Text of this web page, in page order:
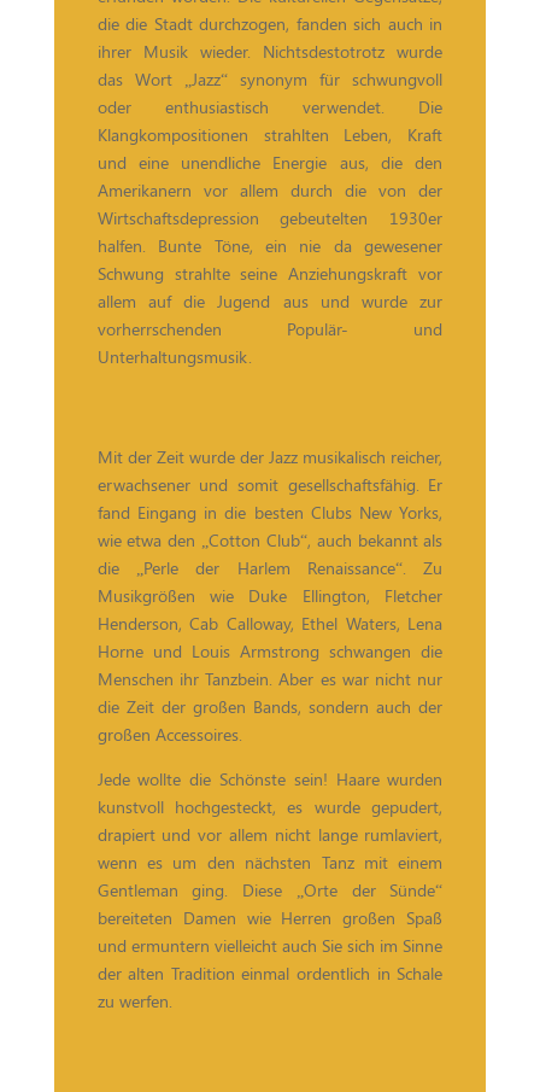
die die Stadt durchzogen, fanden sich auch in
ihrer Musik wieder. Nichtsdestotrotz wurde
das Wort „Jazz“ synonym für schwungvoll
oder enthusiastisch verwendet. Die
Klangkompositionen strahlten Leben, Kraft
und eine unendliche Energie aus, die den
Amerikanern vor allem durch die von der
Wirtschaftsdepression gebeutelten 1930er
halfen. Bunte Töne, ein nie da gewesener
Schwung strahlte seine Anziehungskraft vor
allem auf die Jugend aus und wurde zur
vorherrschenden Populär- und
Unterhaltungsmusik.
Mit der Zeit wurde der Jazz musikalisch reicher,
erwachsener und somit gesellschaftsfähig. Er
fand Eingang in die besten Clubs New Yorks,
wie etwa den „Cotton Club“, auch bekannt als
die „Perle der Harlem Renaissance“. Zu
Musikgrößen wie Duke Ellington, Fletcher
Henderson, Cab Calloway, Ethel Waters, Lena
Horne und Louis Armstrong schwangen die
Menschen ihr Tanzbein. Aber es war nicht nur
die Zeit der großen Bands, sondern auch der
großen Accessoires.
Jede wollte die Schönste sein! Haare wurden
kunstvoll hochgesteckt, es wurde gepudert,
drapiert und vor allem nicht lange rumlaviert,
wenn es um den nächsten Tanz mit einem
Gentleman ging. Diese „Orte der Sünde“
bereiteten Damen wie Herren großen Spaß
und ermuntern vielleicht auch Sie sich im Sinne
der alten Tradition einmal ordentlich in Schale
zu werfen.